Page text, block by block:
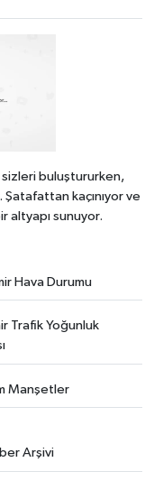
buluştururken,
kaçınıyor ve
altyapı sunuyor.
Hava Durumu
Trafik Yoğunluk
Manşetler
Arşivi